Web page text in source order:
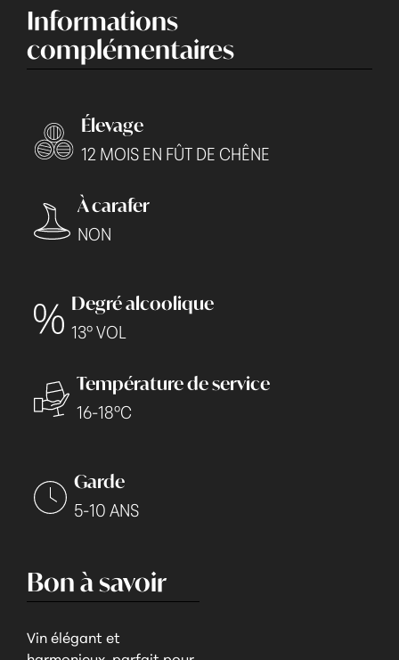
Informations
complémentaires
Élevage
12 MOIS EN FÛT DE CHÊNE
À carafer
NON
Degré alcoolique
13° VOL
Température de service
16-18°C
Garde
5-10 ANS
Bon à savoir
Vin élégant et